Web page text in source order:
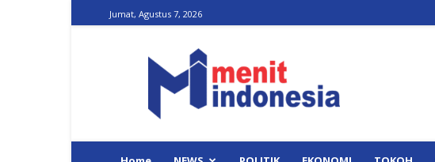
Jumat, Agustus 7, 2026
Indonesia